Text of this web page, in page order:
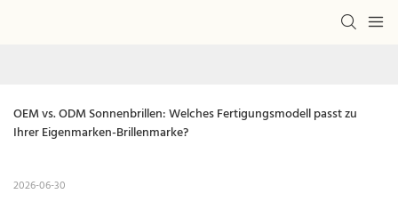
OEM vs. ODM Sonnenbrillen: Welches Fertigungsmodell passt zu
Ihrer Eigenmarken-Brillenmarke?
2026-06-30